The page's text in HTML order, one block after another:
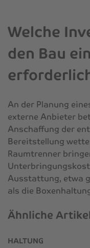
Ähnliche
HALTUNG
Welche
den Bau
An der Planung
externe Anbieter
Anschaffung der
Bereitstellung
Raumtrenner
Ausstattung, etwa
als die